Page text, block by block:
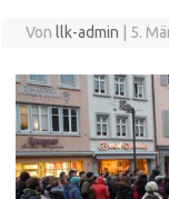
Von llk-admin 5.